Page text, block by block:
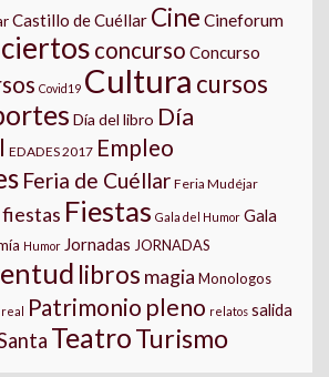
Castillo de Cuéllar Cine Cineforum
concurso Concurso
Covid19 Cultura cursos
Día del libro Día
EDADES 2017 Empleo
Feria de Cuéllar Feria Mudéjar
fiestas Fiestas Gala del Humor Gala
Humor Jornadas JORNADAS
libros magia Monologos
real Patrimonio pleno relatos salida
TeatroTurismo